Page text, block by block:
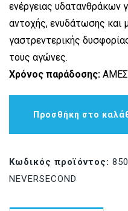
ενέργειας υδατανθράκων
αντοχής, ενυδάτωσης και
γαστρεντερικής
τους αγώνες.
Χρόνος παράδοσης:
Προσθήκη στο
Κωδικός προϊόντος:
NEVERSECOND